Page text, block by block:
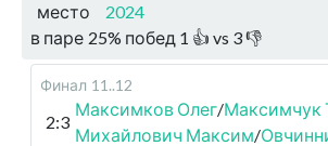
место
2024
в паре 25% побед 1 👍 vs 3👎
Финал 11..12
2:3
Максимков Олег/Максимчук
Михайлович Максим/